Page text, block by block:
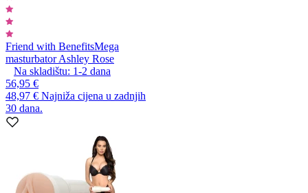
Friend with BenefitsMega
masturbator Ashley Rose
Na skladištu: 1-2 dana
56,95 €
48,97 € Najniža cijena u zadnjih
30 dana.